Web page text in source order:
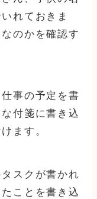
れておきま
のかを確認す
事の予定を書
付箋に書き込
ます。
スクが書かれ
ことを書き込